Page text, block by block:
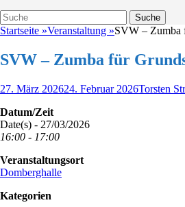
Suche
Suche
nach:
Startseite »Veranstaltung »SVW – Zumba
SVW – Zumba für
Veröffentlicht
27. März 202624. Februar 2026Autor
Torsten
Datum/Zeit
Date(s) - 27/03/2026
16:00 - 17:00
Veranstaltungsort
Domberghalle
Kategorien